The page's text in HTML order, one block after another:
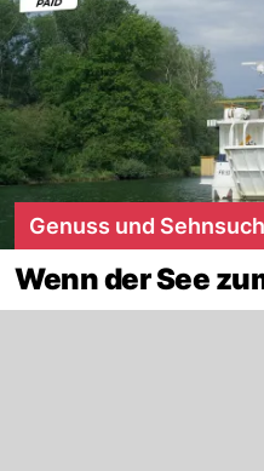
Genuss und
Wenn der See